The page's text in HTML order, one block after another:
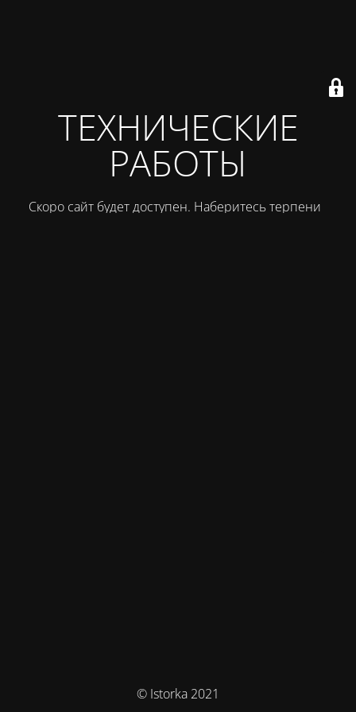
ТЕХНИЧЕСКИЕ
РАБОТЫ
Скоро сайт будет доступен. Наберитесь терпения
© Istorka 2021